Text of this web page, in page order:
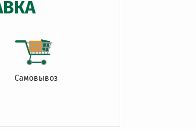
Самовывоз